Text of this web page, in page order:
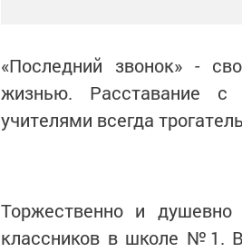
«Последний звонок» -
жизнью. Расставание с
учителями всегда
Торжественно и душевно
классников в школе №1.